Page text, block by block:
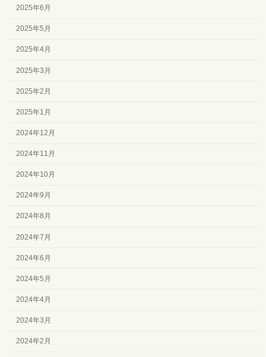
2025年6月
2025年5月
2025年4月
2025年3月
2025年2月
2025年1月
2024年12月
2024年11月
2024年10月
2024年9月
2024年8月
2024年7月
2024年6月
2024年5月
2024年4月
2024年3月
2024年2月